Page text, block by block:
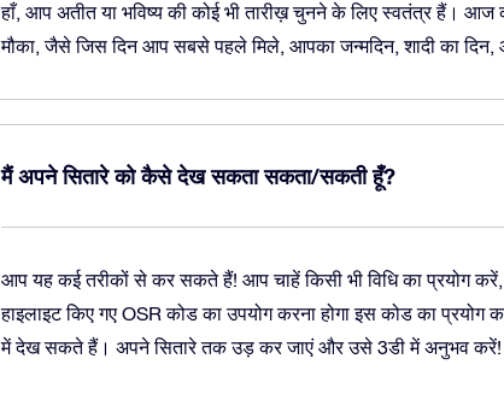
हाँ, आप अतीत या भविष्य की कोई भी तारीख़ चुनने के लिए स्वतंत्र हैं। आज
मौका, जैसे जिस दिन आप सबसे पहले मिले, आपका जन्मदिन, शादी का दिन,
मैं अपने सितारे को कैसे देख सकता सकता/सकती हूँ?
आप यह कई तरीकों से कर सकते हैं! आप चाहें किसी भी विधि का प्रयोग
हाइलाइट किए गए OSR कोड का उपयोग करना होगा इस कोड का प्रयोग
में देख सकते हैं। अपने सितारे तक उड़ कर जाएं और उसे 3डी में अनुभव करें!